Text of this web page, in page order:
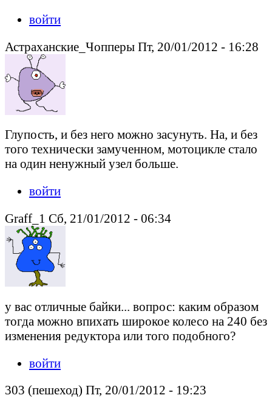
войти
Астраханские_Чопперы Пт, 20/01/2012 - 16:28
Глупость, и без него можно засунуть. На, и без
того технически замученном, мотоцикле стало
на один ненужный узел больше.
войти
Graff_1 Сб, 21/01/2012 - 06:34
у вас отличные байки... вопрос: каким образом
тогда можно впихать широкое колесо на 240 без
изменения редуктора или того подобного?
войти
303 (пешеход) Пт, 20/01/2012 - 19:23